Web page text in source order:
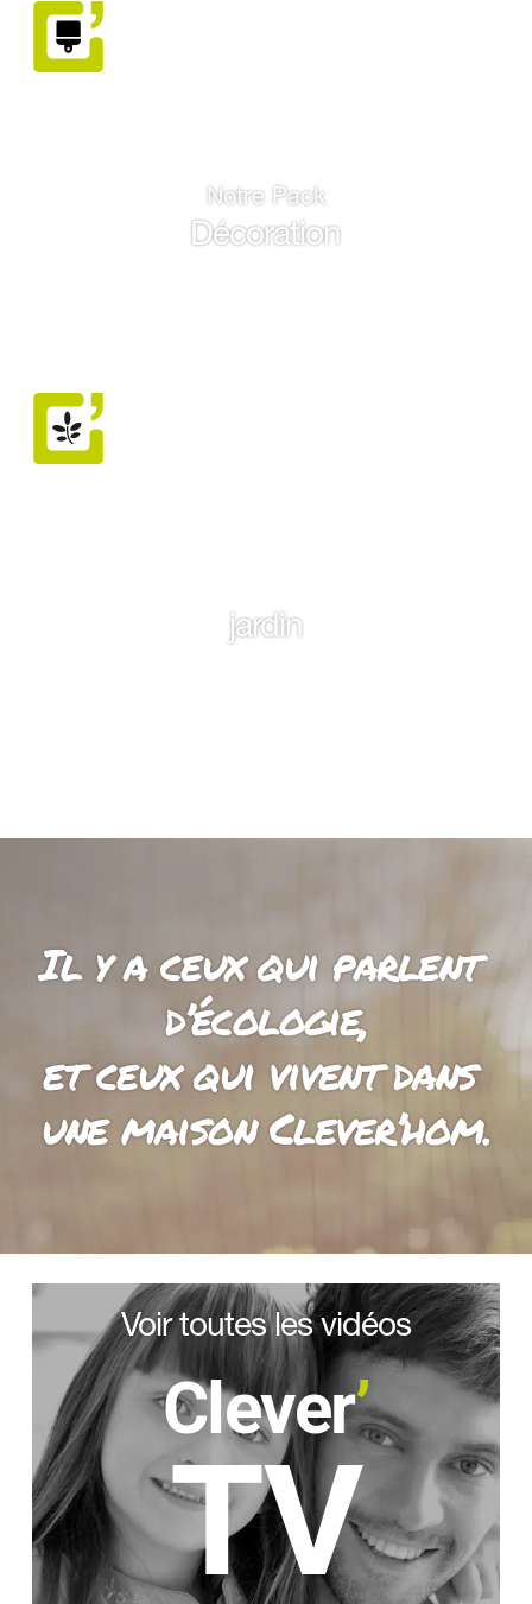
Notre Pack
Décoration
jardin
Il y a ceux qui parlent
d’écologie,
et ceux qui vivent dans
une maison Clever’hom.
Voir toutes les vidéos
Clever’
TV